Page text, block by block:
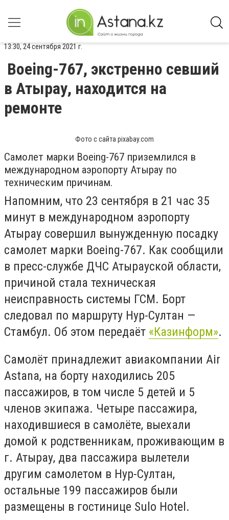
13:30, 24 сентября 2021 г.
Boeing-767, экстренно севший
в Атырау, находится на
ремонте
Фото с сайта pixabay.com
Самолет марки Boeing-767 приземлился в
международном аэропорту Атырау по
техническим причинам.
Напомним, что 23 сентября в 21 час 35
минут в международном аэропорту
Атырау совершил вынужденную посадку
самолет марки Boeing-767. Как сообщили
в пресс-службе ДЧС Атырауской области,
причиной стала техническая
неисправность системы ГСМ. Борт
следовал по маршруту Нур-Султан —
Стамбул. Об этом передаёт «Казинформ».
Самолёт принадлежит авиакомпании Air
Astana, на борту находились 205
пассажиров, в том числе 5 детей и 5
членов экипажа. Четыре пассажира,
находившиеся в самолёте, выехали
домой к родственникам, проживающим в
г. Атырау, два пассажира вылетели
другим самолетом в Нур-Султан,
остальные 199 пассажиров были
размещены в гостинице Sulo Hotel.